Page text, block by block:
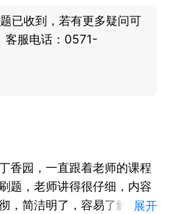
已收到，若有更多疑问可
客服电话：0571-
香园，一直跟着老师的课程
题，老师讲得很仔细，内容
，简洁明了，容易了解。在
展开